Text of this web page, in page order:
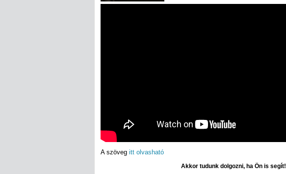
A szöveg itt olvasható
Akkor tudunk dolgozni, ha Ön is segít!